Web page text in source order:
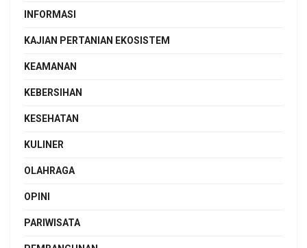
INFORMASI
KAJIAN PERTANIAN EKOSISTEM
KEAMANAN
KEBERSIHAN
KESEHATAN
KULINER
OLAHRAGA
OPINI
PARIWISATA